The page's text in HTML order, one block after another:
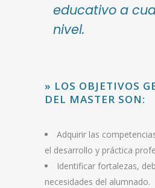
educativo a
nivel.
» LOS OBJETIVOS
DEL MASTER SON:
Adquirir las
el desarrollo y práctica
Identificar fortalezas,
necesidades del alumnado.